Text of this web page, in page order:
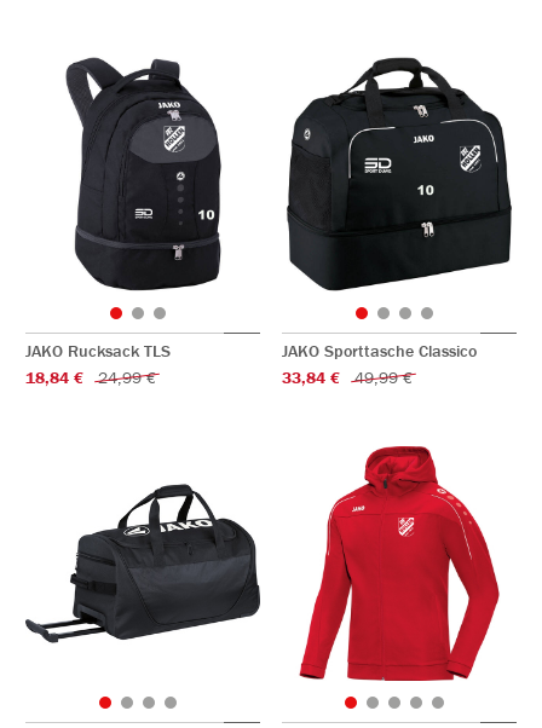
JAKO Rucksack TLS
18,84 €
24,99 €
JAKO Sporttasche Classico
33,84 €
49,99 €